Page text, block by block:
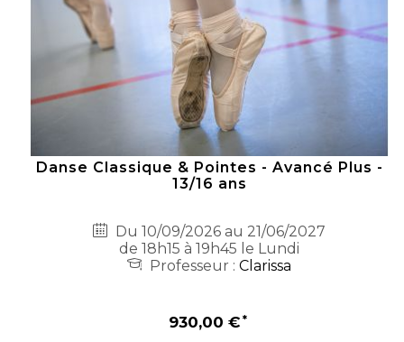
Danse Classique & Pointes - Avancé Plus -
13/16 ans
Du 10/09/2026 au 21/06/2027
de 18h15 à 19h45 le Lundi
Professeur :Clarissa
930,00 €